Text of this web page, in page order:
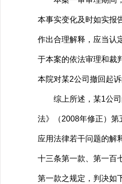
本事实变化及时如实报
作出合理解释，应当认
于本案的依法审理和裁
本院对某2公司撤回起
综上所述，某1公司
法》（2008年修正）
应用法律若干问题的解
十三条第一款、第一百
第一款之规定，判决如